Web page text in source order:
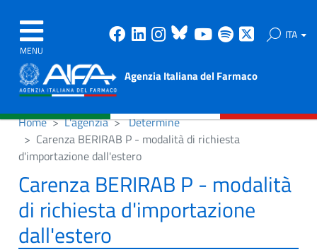
MENU
Facebook
Linkedin
Instagram
Bluesky
Youtube
Spotify ITA
Agenzia Italiana del Farmaco
Home L'agenzia
Determine
Carenza BERIRAB P - modalità di richiesta
d'importazione dall'estero
Carenza BERIRAB P - modalità
di richiesta d'importazione
dall'estero